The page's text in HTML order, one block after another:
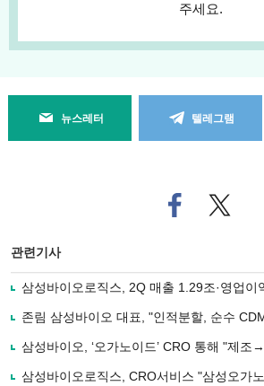
주세요.
뉴스레터 텔레그램
페
이
로
기
사
유
기
트위
터로
관련기사
삼성바이오로직스, 2Q 매출 1.29조·영업이
존림 삼성바이오 대표, "인적분할, 순수
삼성바이오, ‘오가노이드’ CRO 통해 "제조
삼성바이오로직스, CRO서비스 "삼성오가